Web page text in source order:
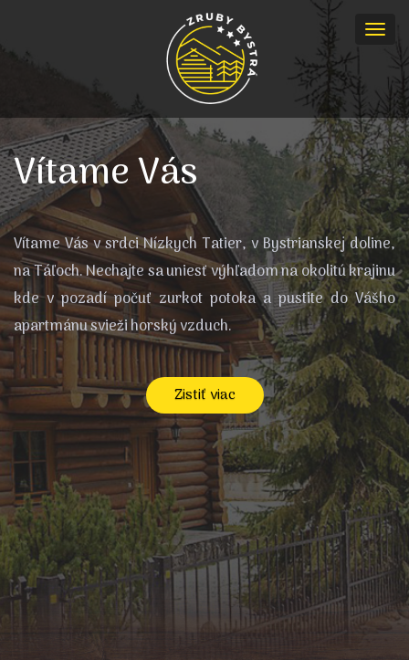
Vítame Vás
Vítame Vás v srdci Nízkych Tatier, v Bystrianskej doline,
na Táľoch. Nechajte sa uniesť výhľadom na okolitú krajinu
kde v pozadí počuť zurkot potoka a pustite do Vášho
apartmánu svieži horský vzduch.
Zistiť viac